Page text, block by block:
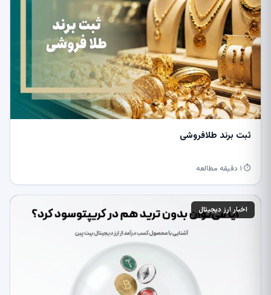
ثبت برند طلافروشی
⏱ ۱ دقیقه مطالعه
اخبار ارز دیجیتال